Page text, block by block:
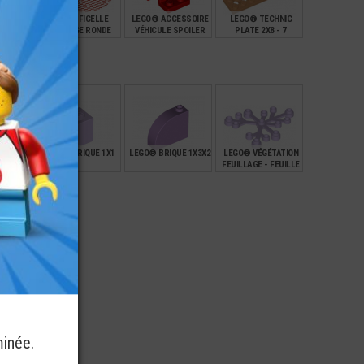
LEGO® FICELLE
GRILLAGE RONDE
3,99
LEGO® ACCESSOIRE
VÉHICULE SPOILER
LEGO® TECHNIC
PLATE 2X8 - 7
4
LEGO® BRIQUE 1X1 LEGO® BRIQUE 1X3X2
LEGO® VÉGÉTATION
FEUILLAGE - FEUILLE